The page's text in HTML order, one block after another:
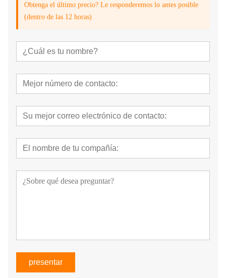
Obtenga el último precio? Le responderemos lo antes posible
(dentro de las 12 horas)
presentar